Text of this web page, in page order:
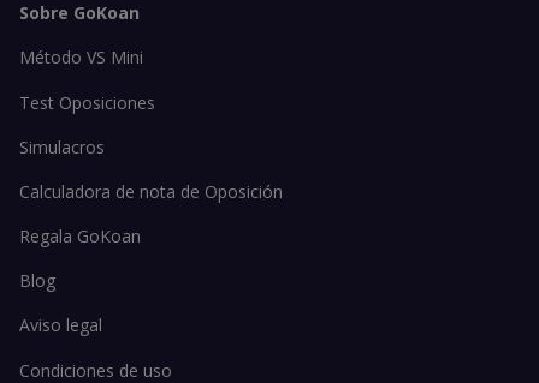
Sobre GoKoan
Método VS Mini
Test Oposiciones
Simulacros
Calculadora de nota de Oposición
Regala GoKoan
Blog
Aviso legal
Condiciones de uso